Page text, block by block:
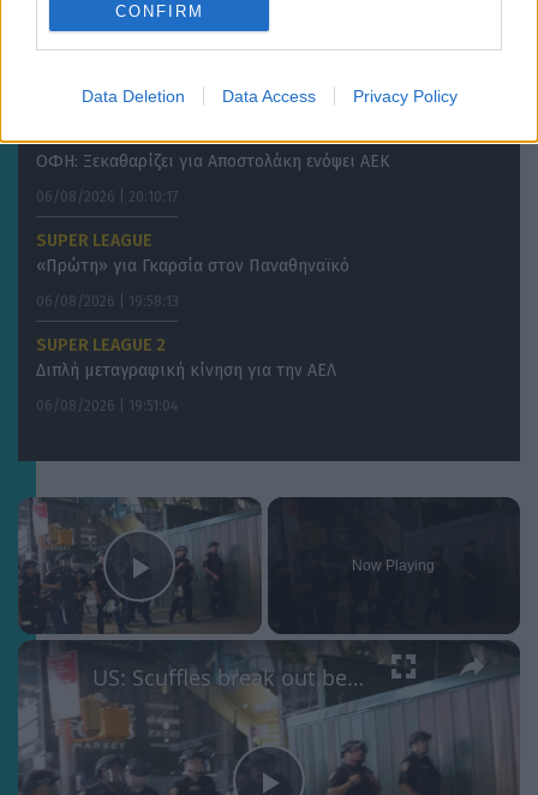
CONFIRM
Data Deletion Data Access Privacy Policy
ΔΙΕΘΝΗ
Στον Φορλάν τα… κλειδιά της Ουρουγουάης
06/08/2026 | 20:33:40
SUPER LEAGUE
ΟΦΗ: Ξεκαθαρίζει για Αποστολάκη ενόψει ΑΕΚ
06/08/2026 | 20:10:17
SUPER LEAGUE
«Πρώτη» για Γκαρσία στον Παναθηναϊκό
06/08/2026 | 19:58:13
SUPER LEAGUE 2
Διπλή μεταγραφική κίνηση για την ΑΕΛ
06/08/2026 | 19:51:04
×
Play Video
Now Playing
×
US: Scuffles break out between Knicks fans, police during championship celebrations.